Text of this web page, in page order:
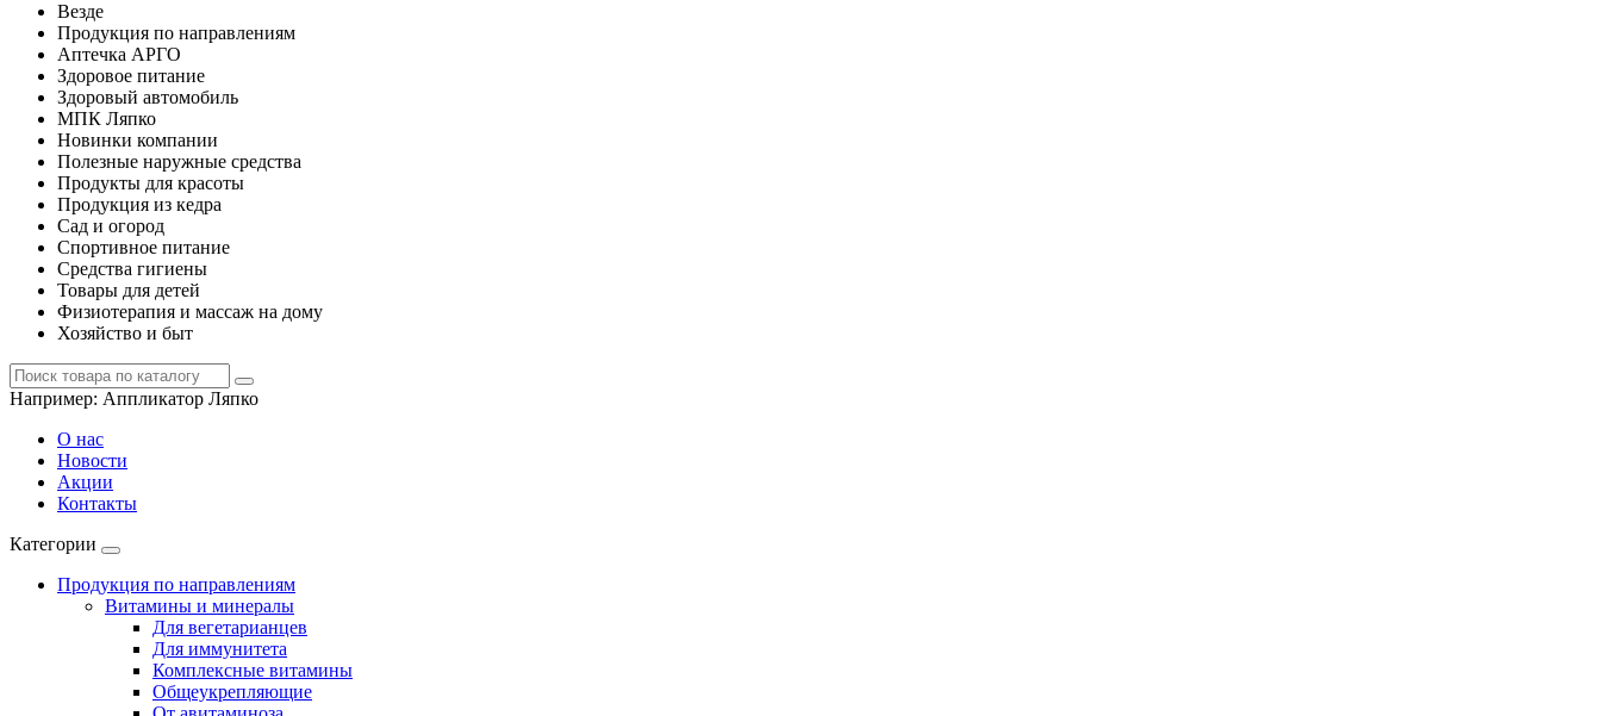
Везде
Продукция по направлениям
Аптечка АРГО
Здоровое питание
Здоровый автомобиль
МПК Ляпко
Новинки компании
Полезные наружные средства
Продукты для красоты
Продукция из кедра
Сад и огород
Спортивное питание
Средства гигиены
Товары для детей
Физиотерапия и массаж на дому
Хозяйство и быт
Например: Аппликатор Ляпко
О нас
Новости
Акции
Контакты
Категории
Продукция по направлениям
Витамины и минералы
Для вегетарианцев
Для иммунитета
Комплексные витамины
Общеукрепляющие